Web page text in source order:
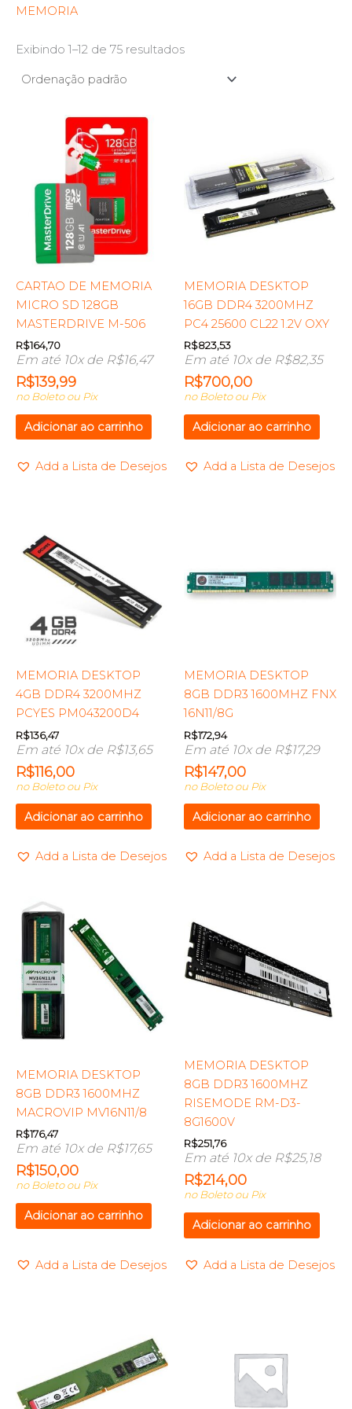
MEMORIA
Exibindo 1–12 de 75 resultados
CARTAO DE MEMORIA
MICRO SD 128GB
MASTERDRIVE M-506
R$164,70
Em até 10x de R$16,47
R$139,99
no Boleto ou Pix
Adicionar ao carrinho
Add a Lista de Desejos
MEMORIA DESKTOP
16GB DDR4 3200MHZ
PC4 25600 CL22 1.2V OXY
R$823,53
Em até 10x de R$82,35
R$700,00
no Boleto ou Pix
Adicionar ao carrinho
Add a Lista de Desejos
MEMORIA DESKTOP
4GB DDR4 3200MHZ
PCYES PM043200D4
R$136,47
Em até 10x de R$13,65
R$116,00
no Boleto ou Pix
Adicionar ao carrinho
Add a Lista de Desejos
MEMORIA DESKTOP
8GB DDR3 1600MHZ FNX
16N11/8G
R$172,94
Em até 10x de R$17,29
R$147,00
no Boleto ou Pix
Adicionar ao carrinho
Add a Lista de Desejos
MEMORIA DESKTOP
8GB DDR3 1600MHZ
MACROVIP MV16N11/8
R$176,47
Em até 10x de R$17,65
R$150,00
no Boleto ou Pix
Adicionar ao carrinho
Add a Lista de Desejos
MEMORIA DESKTOP
8GB DDR3 1600MHZ
RISEMODE RM-D3-
8G1600V
R$251,76
Em até 10x de R$25,18
R$214,00
no Boleto ou Pix
Adicionar ao carrinho
Add a Lista de Desejos